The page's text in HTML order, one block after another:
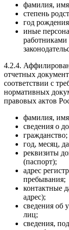
фамилия,
степень
год
иные
работниками
4.2.4.
отчетных
соответствии с
нормативных
правовых актов
фамилия,
сведения о
гражданство;
год, месяц,
реквизиты
(паспорт);
адрес
пребывания;
контактные
адрес);
сведения об
лиц;
сведения,